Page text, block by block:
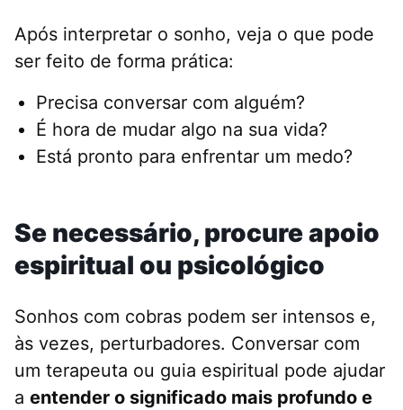
Após interpretar o sonho, veja o que pode
ser feito de forma prática:
Precisa conversar com alguém?
É hora de mudar algo na sua vida?
Está pronto para enfrentar um medo?
Se necessário, procure apoio
espiritual ou psicológico
Sonhos com cobras podem ser intensos e,
às vezes, perturbadores. Conversar com
um terapeuta ou guia espiritual pode ajudar
a entender o significado mais profundo e